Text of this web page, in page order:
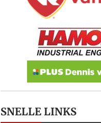
SNELLE LINKS